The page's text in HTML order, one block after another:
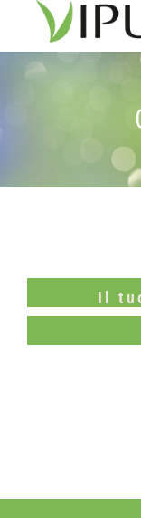
contenuto
Il